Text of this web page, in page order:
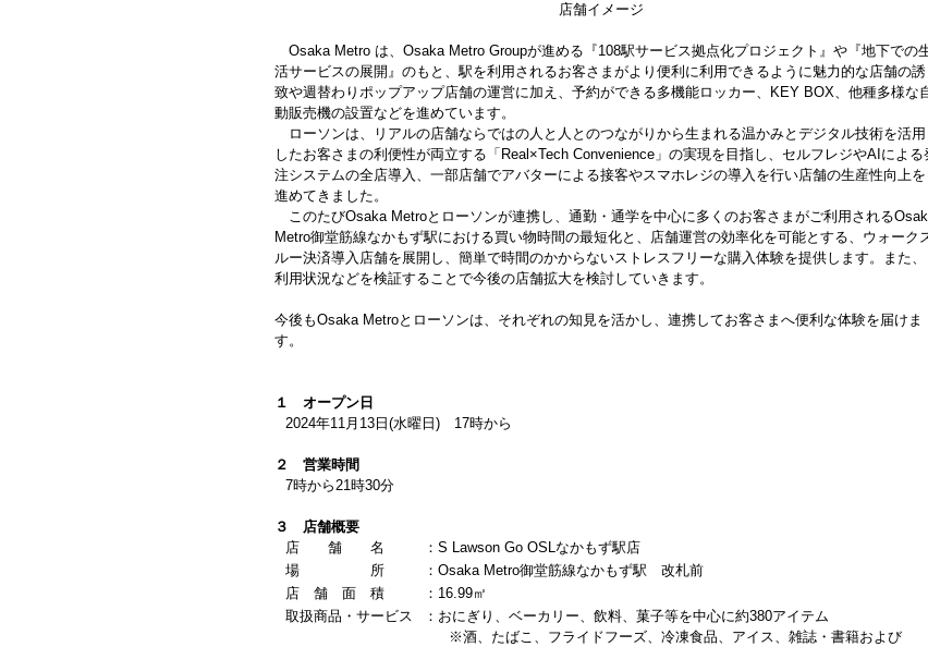
店舗イメージ
Osaka Metro は、Osaka Metro Groupが進める『108駅サービス拠点化プロジェクト』や『地下での
活サービスの展開』のもと、駅を利用されるお客さまがより便利に利用できるように魅力的な店舗の誘
致や週替わりポップアップ店舗の運営に加え、予約ができる多機能ロッカー、KEY BOX、他種多様な
動販売機の設置などを進めています。
ローソンは、リアルの店舗ならではの人と人とのつながりから生まれる温かみとデジタル技術を活用
したお客さまの利便性が両立する「Real×Tech Convenience」の実現を目指し、セルフレジやAIによる
注システムの全店導入、一部店舗でアバターによる接客やスマホレジの導入を行い店舗の生産性向上を
進めてきました。
このたびOsaka Metroとローソンが連携し、通勤・通学を中心に多くのお客さまがご利用される
Metro御堂筋線なかもず駅における買い物時間の最短化と、店舗運営の効率化を可能とする、ウォーク
ルー決済導入店舗を展開し、簡単で時間のかからないストレスフリーな購入体験を提供します。また、
利用状況などを検証することで今後の店舗拡大を検討していきます。
今後もOsaka Metroとローソンは、それぞれの知見を活かし、連携してお客さまへ便利な体験を届けま
す。
１ オープン日
2024年11月13日(水曜日) 17時から
２ 営業時間
7時から21時30分
３ 店舗概要
店 舗 名
： S Lawson Go OSLなかもず駅店
場 所
： Osaka Metro御堂筋線なかもず駅 改札前
店 舗 面 積
： 16.99㎡
取扱商品・サービス
： おにぎり、ベーカリー、飲料、菓子等を中心に約380アイテム
※酒、たばこ、フライドフーズ、冷凍食品、アイス、雑誌・書籍および